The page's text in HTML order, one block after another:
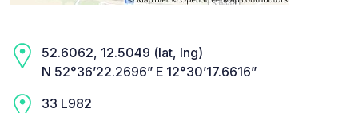
52.6062, 12.5049 (lat, lng)
N 52°36’22.2696” E 12°30’17.6616”
33 L982